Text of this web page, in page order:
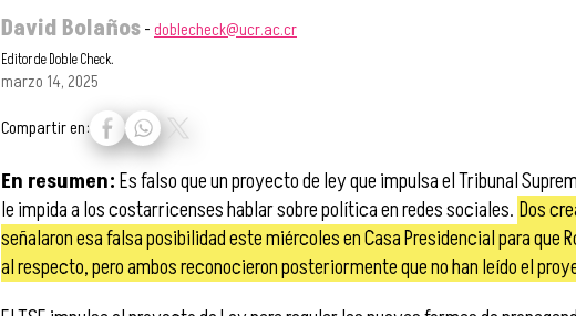
David Bolaños-doblecheck@ucr.ac.cr
Editor de Doble Check.
marzo 14, 2025
Compartir en:
En resumen:Es falso que un proyecto de ley que impulsa el Tribunal
le impida a los costarricenses hablar sobre política en redes sociales. Dos
señalaron esa falsa posibilidad este miércoles en Casa Presidencial para que
al respecto, pero ambos reconocieron posteriormente que no han leído el